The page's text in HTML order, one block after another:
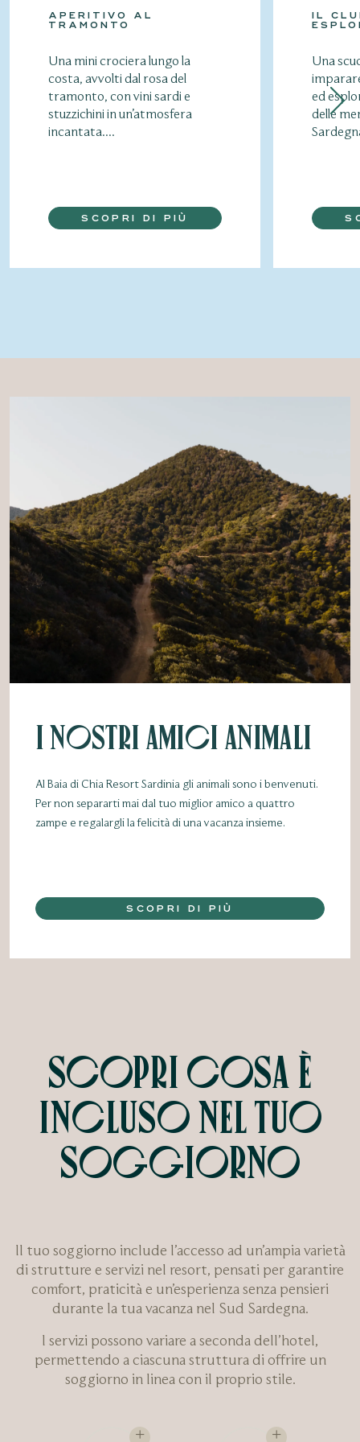
APERITIVO AL
TRAMONTO
Una mini crociera lungo la
costa, avvolti dal rosa del
tramonto, con vini sardi e
stuzzichini in un’atmosfera
incantata....
SCOPRI DI PIÙ
IL
Una
ed
delle
I nostri amici animali
Al Baia di Chia Resort Sardinia gli animali sono i benvenuti.
Per non separarti mai dal tuo miglior amico a quattro
zampe e regalargli la felicità di una vacanza insieme.
SCOPRI DI PIÙ
SCOPRI COSA È
INCLUSO NEL TUO
SOGGIORNO
Il tuo soggiorno include l’accesso ad un’ampia varietà
di strutture e servizi nel resort, pensati per garantire
comfort, praticità e un’esperienza senza pensieri
durante la tua vacanza nel Sud Sardegna.
I servizi possono variare a seconda dell’hotel,
permettendo a ciascuna struttura di offrire un
soggiorno in linea con il proprio stile.